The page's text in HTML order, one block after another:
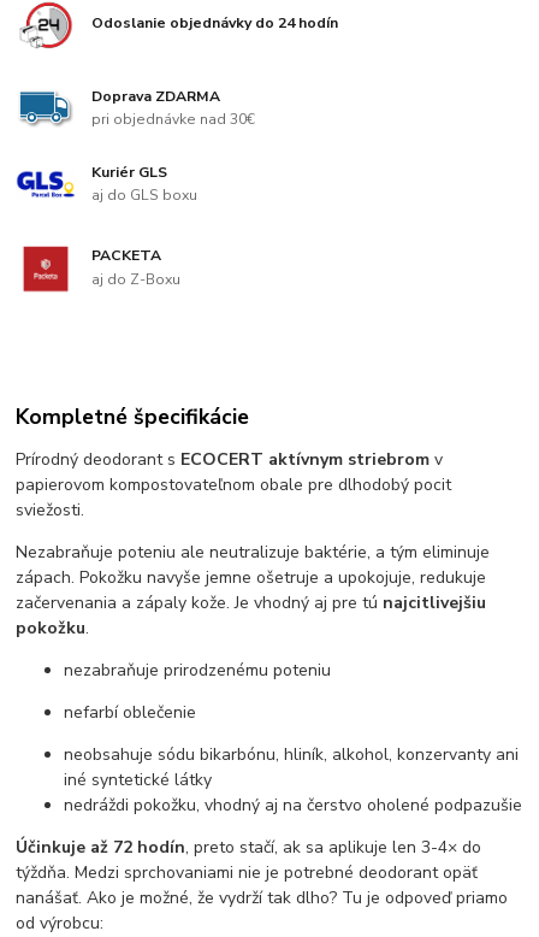
Odoslanie objednávky do 24 hodín
Doprava ZDARMA
pri objednávke nad 30€
Kuriér GLS
aj do GLS boxu
PACKETA
aj do Z-Boxu
Kompletné špecifikácie
Prírodný deodorant s ECOCERT aktívnym striebromv
papierovom kompostovateľnom obale pre dlhodobý pocit
sviežosti.
Nezabraňuje poteniu ale neutralizuje baktérie, a tým eliminuje
zápach. Pokožku navyše jemne ošetruje a upokojuje, redukuje
začervenania a zápaly kože. Je vhodný aj pre tú najcitlivejšiu
pokožku.
nezabraňuje prirodzenému poteniu
nefarbí oblečenie
neobsahuje sódu bikarbónu, hliník, alkohol, konzervanty ani
iné syntetické látky
nedráždi pokožku, vhodný aj na čerstvo oholené podpazušie
Účinkuje až 72 hodín, preto stačí, ak sa aplikuje len 3-4× do
týždňa. Medzi sprchovaniami nie je potrebné deodorant opäť
nanášať. Ako je možné, že vydrží tak dlho? Tu je odpoveď priamo
od výrobcu: